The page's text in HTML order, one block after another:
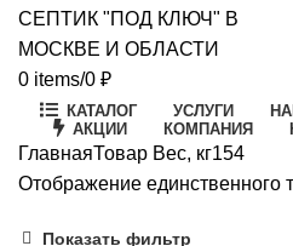
0 items/0 ₽
КАТАЛОГ УСЛУГИ
АКЦИИ
КОМПАНИЯ
ГлавнаяТовар Вес, кг154
Отображение единственного
Показать фильтр